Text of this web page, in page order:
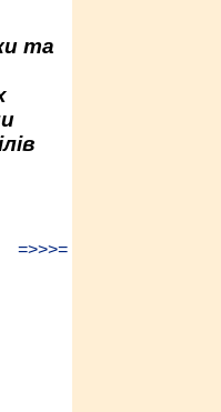
та
=>>>=